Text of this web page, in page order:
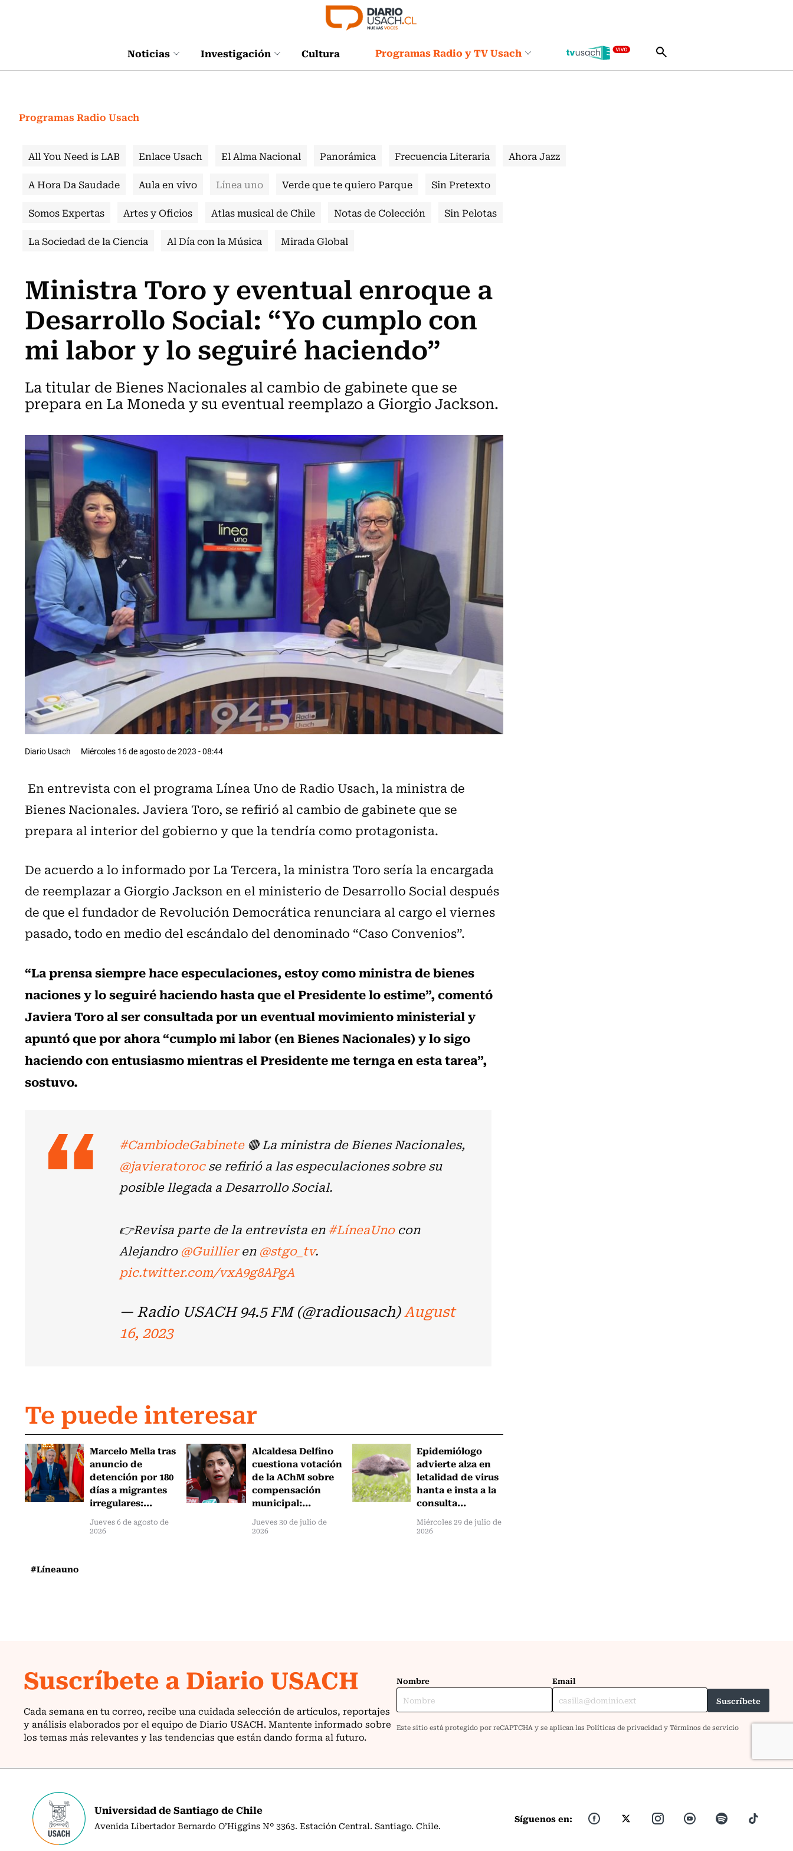
Noticias Investigación Cultura Programas Radio y TV Usach
Programas Radio Usach
All You Need is LAB Enlace Usach El Alma Nacional Panorámica Frecuencia Literaria
Ahora Jazz
A Hora Da Saudade
Aula en vivo Línea uno Verde que te quiero Parque
Sin Pretexto
Somos Expertas
Artes y Oficios Atlas musical de Chile Notas de Colección
Sin Pelotas
La Sociedad de la Ciencia
Al Día con la Música Mirada Global
Ministra Toro y eventual enroque a
Desarrollo Social: “Yo cumplo con
mi labor y lo seguiré haciendo”
La titular de Bienes Nacionales al cambio de gabinete que se
prepara en La Moneda y su eventual reemplazo a Giorgio Jackson.
Diario Usach Miércoles 16 de agosto de 2023 - 08:44
En entrevista con el programa Línea Uno de Radio Usach, la ministra de
Bienes Nacionales. Javiera Toro, se refirió al cambio de gabinete que se
prepara al interior del gobierno y que la tendría como protagonista.
De acuerdo a lo informado por La Tercera, la ministra Toro sería la encargada
de reemplazar a Giorgio Jackson en el ministerio de Desarrollo Social después
de que el fundador de Revolución Democrática renunciara al cargo el viernes
pasado, todo en medio del escándalo del denominado “Caso Convenios”.
“La prensa siempre hace especulaciones, estoy como ministra de bienes
naciones y lo seguiré haciendo hasta que el Presidente lo estime”, comentó
Javiera Toro al ser consultada por un eventual movimiento ministerial y
apuntó que por ahora “cumplo mi labor (en Bienes Nacionales) y lo sigo
haciendo con entusiasmo mientras el Presidente me ternga en esta tarea”,
sostuvo.
#CambiodeGabinete🔴 La ministra de Bienes Nacionales,
@javieratorocse refirió a las especulaciones sobre su
posible llegada a Desarrollo Social.
👉Revisa parte de la entrevista en#LíneaUnocon
Alejandro@Guillieren@stgo_tv.
pic.twitter.com/vxA9g8APgA
— Radio USACH 94.5 FM (@radiousach)August
16, 2023
Te puede interesar
Marcelo Mella tras
anuncio de
detención por 180
días a migrantes
irregulares:...
Jueves 6 de agosto de
2026
Alcaldesa Delfino
cuestiona votación
de la AChM sobre
compensación
municipal:...
Jueves 30 de julio de
2026
Epidemiólogo
advierte alza en
letalidad de virus
hanta e insta a la
consulta...
Miércoles 29 de julio de
2026
#Líneauno
Universidad de Santiago de Chile
Avenida Libertador Bernardo O’Higgins Nº 3363. Estación Central. Santiago. Chile.
Síguenos en: